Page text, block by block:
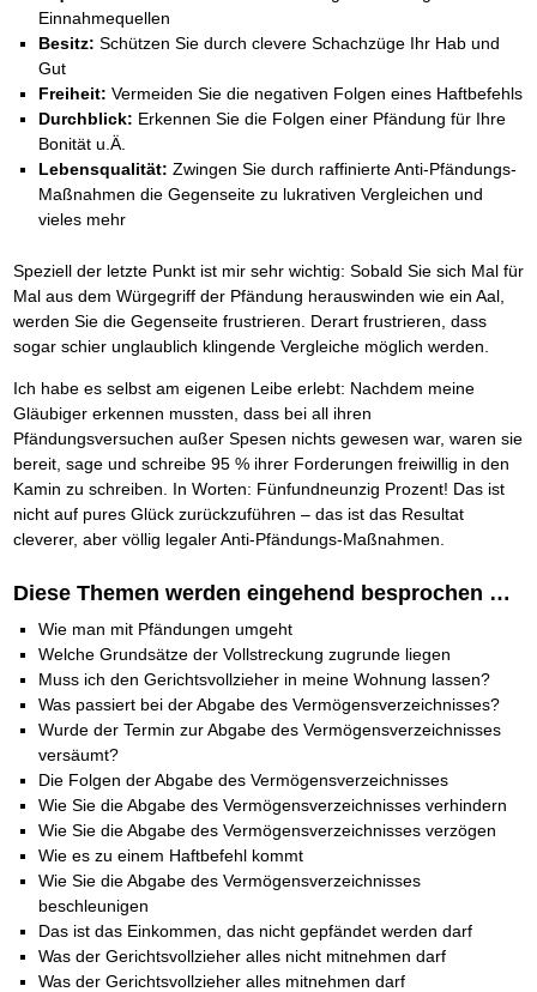
Einnahmequellen
Besitz: Schützen Sie durch clevere Schachzüge Ihr Hab und
Gut
Freiheit: Vermeiden Sie die negativen Folgen eines Haftbefehls
Durchblick: Erkennen Sie die Folgen einer Pfändung für Ihre
Bonität u.Ä.
Lebensqualität: Zwingen Sie durch raffinierte Anti-Pfändungs-
Maßnahmen die Gegenseite zu lukrativen Vergleichen und
vieles mehr
Speziell der letzte Punkt ist mir sehr wichtig: Sobald Sie sich Mal für
Mal aus dem Würgegriff der Pfändung herauswinden wie ein Aal,
werden Sie die Gegenseite frustrieren. Derart frustrieren, dass
sogar schier unglaublich klingende Vergleiche möglich werden.
Ich habe es selbst am eigenen Leibe erlebt: Nachdem meine
Gläubiger erkennen mussten, dass bei all ihren
Pfändungsversuchen außer Spesen nichts gewesen war, waren sie
bereit, sage und schreibe 95 % ihrer Forderungen freiwillig in den
Kamin zu schreiben. In Worten: Fünfundneunzig Prozent! Das ist
nicht auf pures Glück zurückzuführen – das ist das Resultat
cleverer, aber völlig legaler Anti-Pfändungs-Maßnahmen.
Diese Themen werden eingehend besprochen …
Wie man mit Pfändungen umgeht
Welche Grundsätze der Vollstreckung zugrunde liegen
Muss ich den Gerichtsvollzieher in meine Wohnung lassen?
Was passiert bei der Abgabe des Vermögensverzeichnisses?
Wurde der Termin zur Abgabe des Vermögensverzeichnisses
versäumt?
Die Folgen der Abgabe des Vermögensverzeichnisses
Wie Sie die Abgabe des Vermögensverzeichnisses verhindern
Wie Sie die Abgabe des Vermögensverzeichnisses verzögen
Wie es zu einem Haftbefehl kommt
Wie Sie die Abgabe des Vermögensverzeichnisses
beschleunigen
Das ist das Einkommen, das nicht gepfändet werden darf
Was der Gerichtsvollzieher alles nicht mitnehmen darf
Was der Gerichtsvollzieher alles mitnehmen darf